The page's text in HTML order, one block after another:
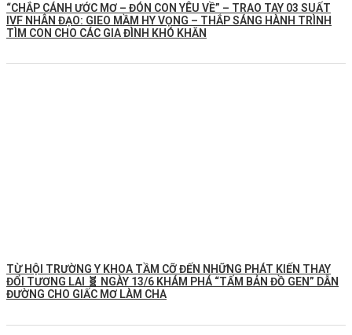
“CHẮP CÁNH ƯỚC MƠ – ĐÓN CON YÊU VỀ” – TRAO TAY 03 SUẤT
IVF NHÂN ĐẠO: GIEO MẦM HY VỌNG – THẮP SÁNG HÀNH TRÌNH
TÌM CON CHO CÁC GIA ĐÌNH KHÓ KHĂN
TỪ HỘI TRƯỜNG Y KHOA TẦM CỠ ĐẾN NHỮNG PHÁT KIẾN THAY
ĐỔI TƯƠNG LAI 🧬 NGÀY 13/6 KHÁM PHÁ “TẤM BẢN ĐỒ GEN” DẪN
ĐƯỜNG CHO GIẤC MƠ LÀM CHA